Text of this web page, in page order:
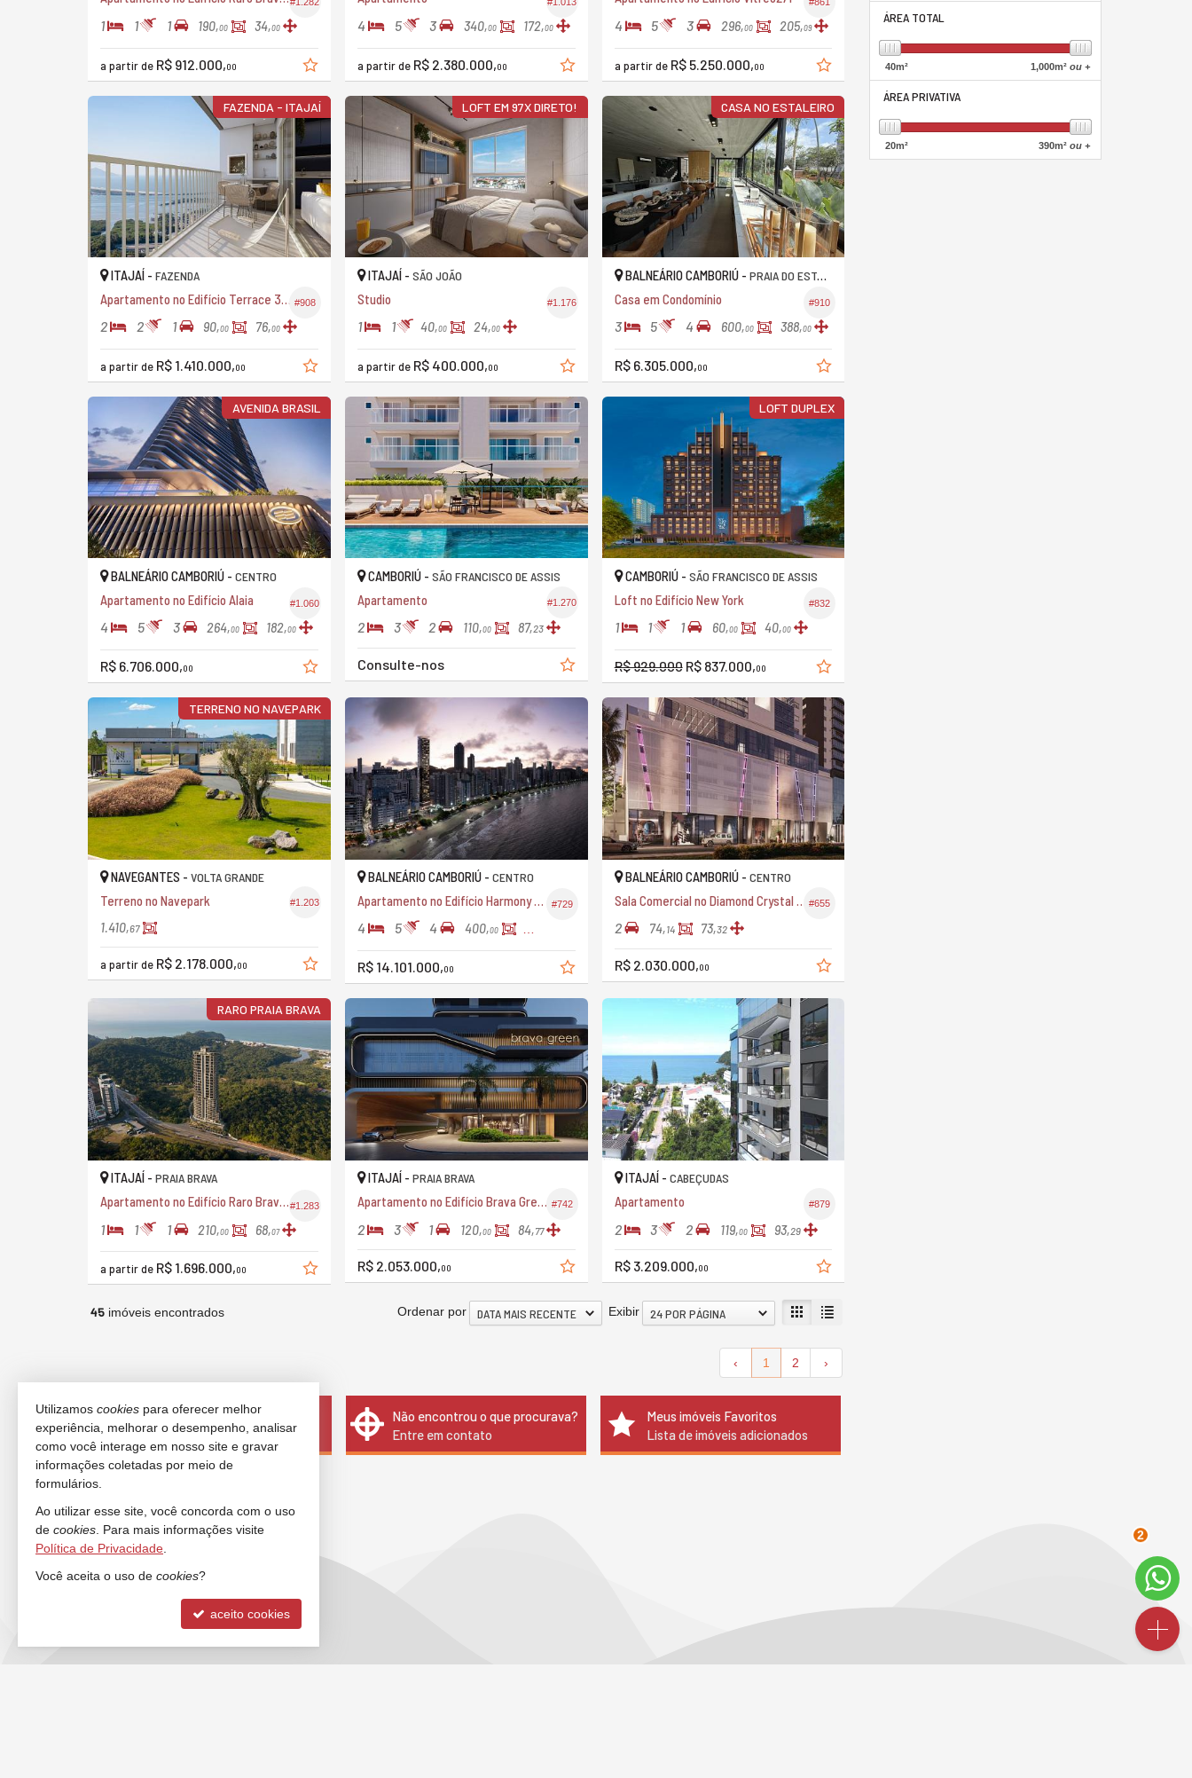
ÁREA TOTAL
40m² 1,000m²ou +
ÁREA PRIVATIVA
20m² 390m²ou +
1 1 1 190,00 34,00
a partir de R$ 912.000,00
4 5 3 340,00 172,00
a partir de R$ 2.380.000,00
4 5 3 296,00 205,09
a partir de R$ 5.250.000,00
FAZENDA - ITAJAÍ
#908
ITAJAÍ - FAZENDA
Apartamento no Edifício Terrace 360º
2 2 1 90,00 76,00
a partir de R$ 1.410.000,00
LOFT EM 97X DIRETO!
#1.176
ITAJAÍ - SÃO JOÃO
Studio
1 1 40,00 24,00
a partir de R$ 400.000,00
CASA NO ESTALEIRO
#910
BALNEÁRIO CAMBORIÚ - PRAIA DO ESTALEIRO
Casa em Condomínio
3 5 4 600,00 388,00
R$ 6.305.000,00
AVENIDA BRASIL
#1.060
BALNEÁRIO CAMBORIÚ - CENTRO
Apartamento no Edifício Alaia
4 5 3 264,00 182,00
R$ 6.706.000,00
#1.270
CAMBORIÚ - SÃO FRANCISCO DE ASSIS
Apartamento
2 3 2 110,00 87,23
Consulte-nos
LOFT DUPLEX
#832
CAMBORIÚ - SÃO FRANCISCO DE ASSIS
Loft no Edifício New York
1 1 1 60,00 40,00
R$ 929.000 R$ 837.000,00
TERRENO NO NAVEPARK
#1.203
NAVEGANTES - VOLTA GRANDE
Terreno no Navepark
1.410,67
a partir de R$ 2.178.000,00
#729
BALNEÁRIO CAMBORIÚ - CENTRO
Apartamento no Edifício Harmony Ocean Front
4 5 4 400,00 200,
R$ 14.101.000,00
#655
BALNEÁRIO CAMBORIÚ - CENTRO
Sala Comercial no Diamond Crystal Tower
2 74,14 73,32
R$ 2.030.000,00
RARO PRAIA BRAVA
#1.283
ITAJAÍ - PRAIA BRAVA
Apartamento no Edifício Raro Brava Furniture By Sierra
1 1 1 210,00 68,07
a partir de R$ 1.696.000,00
#742
ITAJAÍ - PRAIA BRAVA
Apartamento no Edifício Brava Green
2 3 1 120,00 84,77
R$ 2.053.000,00
#879
ITAJAÍ - CABEÇUDAS
Apartamento
2 3 2 119,00 93,29
R$ 3.209.000,00
45 imóveis encontrados Exibir 24 POR PÁGINA
Ordenar por DATA MAIS RECENTE
‹ 1 2 ›
Quer vender seu imóvel?
Cadastre-se e anuncie conosco
Não encontrou o que procurava?
Entre em contato
Meus imóveis Favoritos
Lista de imóveis adicionados
2
Utilizamos cookies para oferecer melhor
experiência, melhorar o desempenho, analisar
como você interage em nosso site e gravar
informações coletadas por meio de
formulários.
Ao utilizar esse site, você concorda com o uso
de cookies . Para mais informações visite
Política de Privacidade
Você aceita o uso de cookies?
aceito cookies